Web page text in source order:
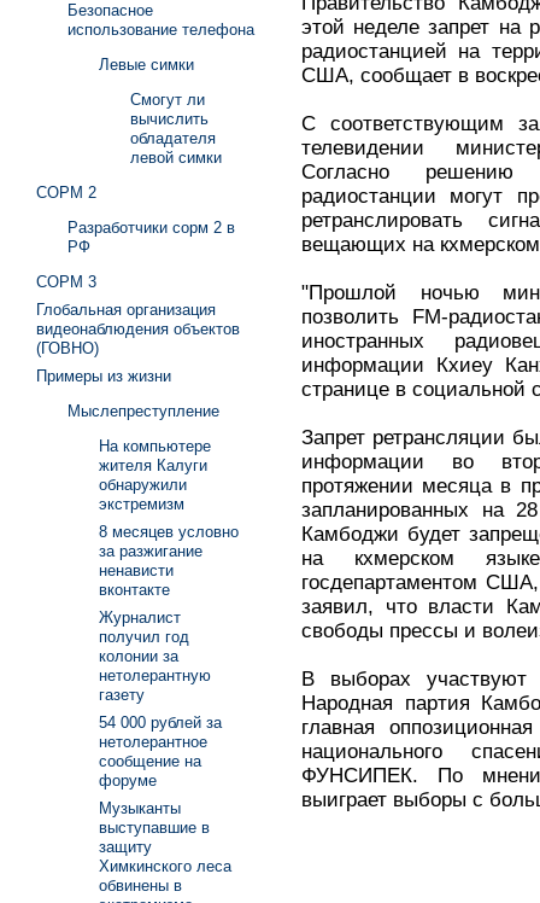
этой неделе запрет на
радиостанцией на
США, сообщает в
С соответствующим
телевидении
Согласно решению
радиостанции могут
ретранслировать
вещающих на
"Прошлой ночью
позволить FM-
иностранных
информации Кхиеу
странице в социальной
Запрет ретрансляции
информации во
протяжении месяца в
запланированных на
Камбоджи будет
на кхмерском
госдепартаментом США,
заявил, что власти
свободы прессы и
В выборах
Народная партия
главная
национального
ФУНСИПЕК. По
выиграет выборы с
Безопасное
использование телефона
Левые симки
Смогут ли
вычислить
обладателя
левой симки
СОРМ 2
Разработчики сорм 2 в
РФ
СОРМ 3
Глобальная организация
видеонаблюдения объектов
(ГОВНО)
Примеры из жизни
Мыслепреступление
На компьютере
жителя Калуги
обнаружили
экстремизм
8 месяцев условно
за разжигание
ненависти
вконтакте
Журналист
получил год
колонии за
нетолерантную
газету
54 000 рублей за
нетолерантное
сообщение на
форуме
Музыканты
выступавшие в
защиту
Химкинского леса
обвинены в